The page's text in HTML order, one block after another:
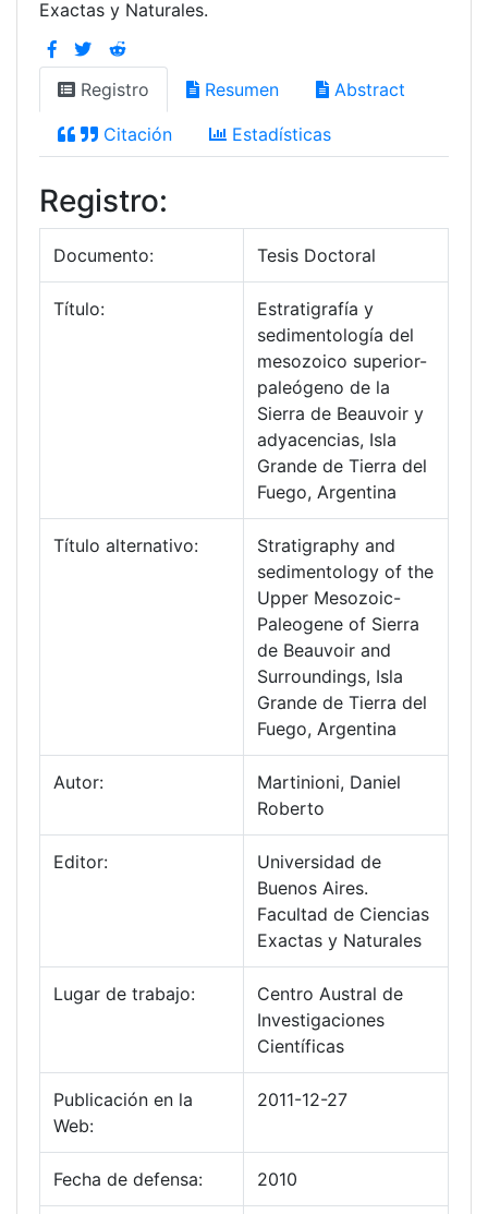
Exactas y Naturales.
Registro Resumen Abstract
Citación Estadísticas
Registro:
Documento: Tesis Doctoral
Título:
Estratigrafía y
sedimentología del
mesozoico superior-
paleógeno de la
Sierra de Beauvoir y
adyacencias, Isla
Grande de Tierra del
Fuego, Argentina
Título alternativo:
Stratigraphy and
sedimentology of the
Upper Mesozoic-
Paleogene of Sierra
de Beauvoir and
Surroundings, Isla
Grande de Tierra del
Fuego, Argentina
Autor:
Martinioni, Daniel
Roberto
Editor:
Universidad de
Buenos Aires.
Facultad de Ciencias
Exactas y Naturales
Lugar de trabajo:
Centro Austral de
Investigaciones
Científicas
Publicación en la
Web:
2011-12-27
Fecha de defensa: 2010